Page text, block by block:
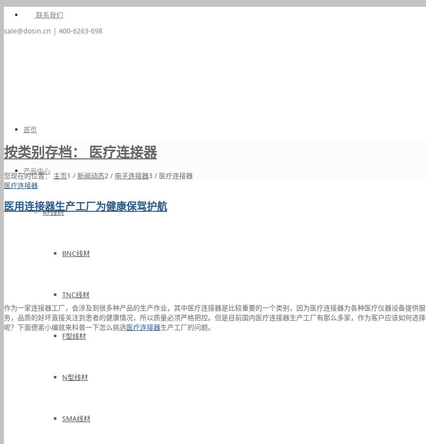
联系我们
sale@dosin.cn | 400-6263-698
首页
产品中心
RF线材
BNC线材
TNC线材
F型线材
N型线材
SMA线材
按类别存档： 医疗连接器
您现在的位置： 主页1 / 新闻动态2 / 电子连接器3 / 医疗连接器
医疗连接器
医用连接器生产工厂为健康保驾护航
作为一家连接器工厂，会涉及到很多种产品的生产作业，其中医疗连接器是比较重要的一个类别，因为医疗连接器为各种医疗仪器设备提供服
务，品质的好坏直接关注到患者的健康情况，所以质量必须严格把控。但是目前国内医疗连接器生产工厂有那么多家，作为客户应该如何选择
呢？下面德索小编就来科普一下怎么挑选医疗连接器生产工厂的问题。